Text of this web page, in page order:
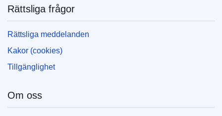
Rättsliga frågor
Rättsliga meddelanden
Kakor (cookies)
Tillgänglighet
Om oss